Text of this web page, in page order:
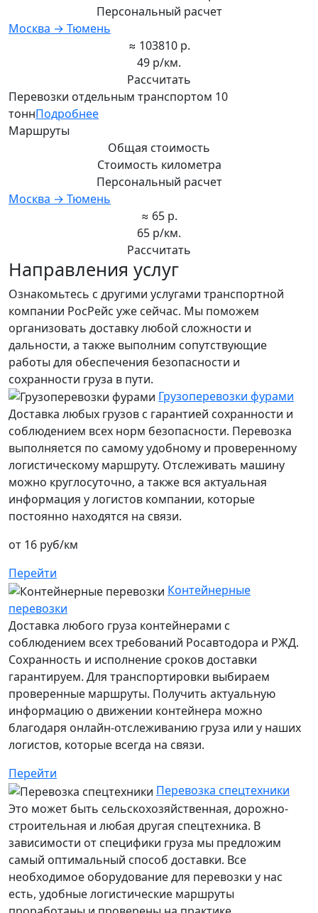
Персональный расчет
Москва → Тюмень
≈ 103810 р.
49 р/км.
Рассчитать
Перевозки отдельным транспортом 10
тоннПодробнее
Маршруты
Общая стоимость
Стоимость километра
Персональный расчет
Москва → Тюмень
≈ 65 р.
65 р/км.
Рассчитать
Направления услуг
Ознакомьтесь с другими услугами транспортной
компании РосРейс уже сейчас. Мы поможем
организовать доставку любой сложности и
дальности, а также выполним сопутствующие
работы для обеспечения безопасности и
сохранности груза в пути.
Грузоперевозки фурами
Доставка любых грузов с гарантией сохранности и
соблюдением всех норм безопасности. Перевозка
выполняется по самому удобному и проверенному
логистическому маршруту. Отслеживать машину
можно круглосуточно, а также вся актуальная
информация у логистов компании, которые
постоянно находятся на связи.
от 16 руб/км
Перейти
Контейнерные
перевозки
Доставка любого груза контейнерами с
соблюдением всех требований Росавтодора и РЖД.
Сохранность и исполнение сроков доставки
гарантируем. Для транспортировки выбираем
проверенные маршруты. Получить актуальную
информацию о движении контейнера можно
благодаря онлайн-отслеживанию груза или у наших
логистов, которые всегда на связи.
Перейти
Перевозка спецтехники
Это может быть сельскохозяйственная, дорожно-
строительная и любая другая спецтехника. В
зависимости от специфики груза мы предложим
самый оптимальный способ доставки. Все
необходимое оборудование для перевозки у нас
есть, удобные логистические маршруты